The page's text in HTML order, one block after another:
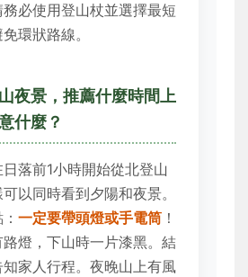
必使用登山杖並選擇最短
環狀路線。
夜景，推薦什麼時間上
什麼？
落前1小時開始從北登山
以同時看到夕陽和夜景。
一定要帶頭燈或手電筒 ！
燈，下山時一片漆黑。結
家人行程。夜晚山上有風